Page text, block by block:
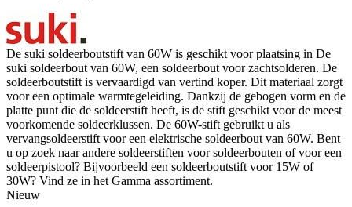
De suki soldeerboutstift van 60W is geschikt voor plaatsing in De
suki soldeerbout van 60W, een soldeerbout voor zachtsolderen. De
soldeerboutstift is vervaardigd van vertind koper. Dit materiaal zorgt
voor een optimale warmtegeleiding. Dankzij de gebogen vorm en de
platte punt die de soldeerstift heeft, is de stift geschikt voor de meest
voorkomende soldeerklussen. De 60W-stift gebruikt u als
vervangsoldeerstift voor een elektrische soldeerbout van 60W. Bent
u op zoek naar andere soldeerstiften voor soldeerbouten of voor een
soldeerpistool? Bijvoorbeeld een soldeerboutstift voor 15W of
30W? Vind ze in het Gamma assortiment.
Nieuw